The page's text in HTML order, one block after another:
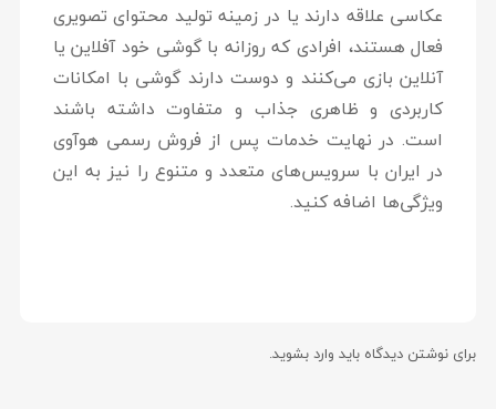
عکاسی علاقه دارند یا در زمینه تولید محتوای تصویری
فعال هستند، افرادی که روزانه با گوشی خود آفلاین یا
آنلاین بازی می‌کنند و دوست دارند گوشی با امکانات
کاربردی و ظاهری جذاب و متفاوت داشته باشند
است. در نهایت خدمات پس از فروش رسمی هوآوی
در ایران با سرویس‌های متعدد و متنوع را نیز به این
ویژگی‌ها اضافه کنید.
برای نوشتن دیدگاه باید وارد بشوید.